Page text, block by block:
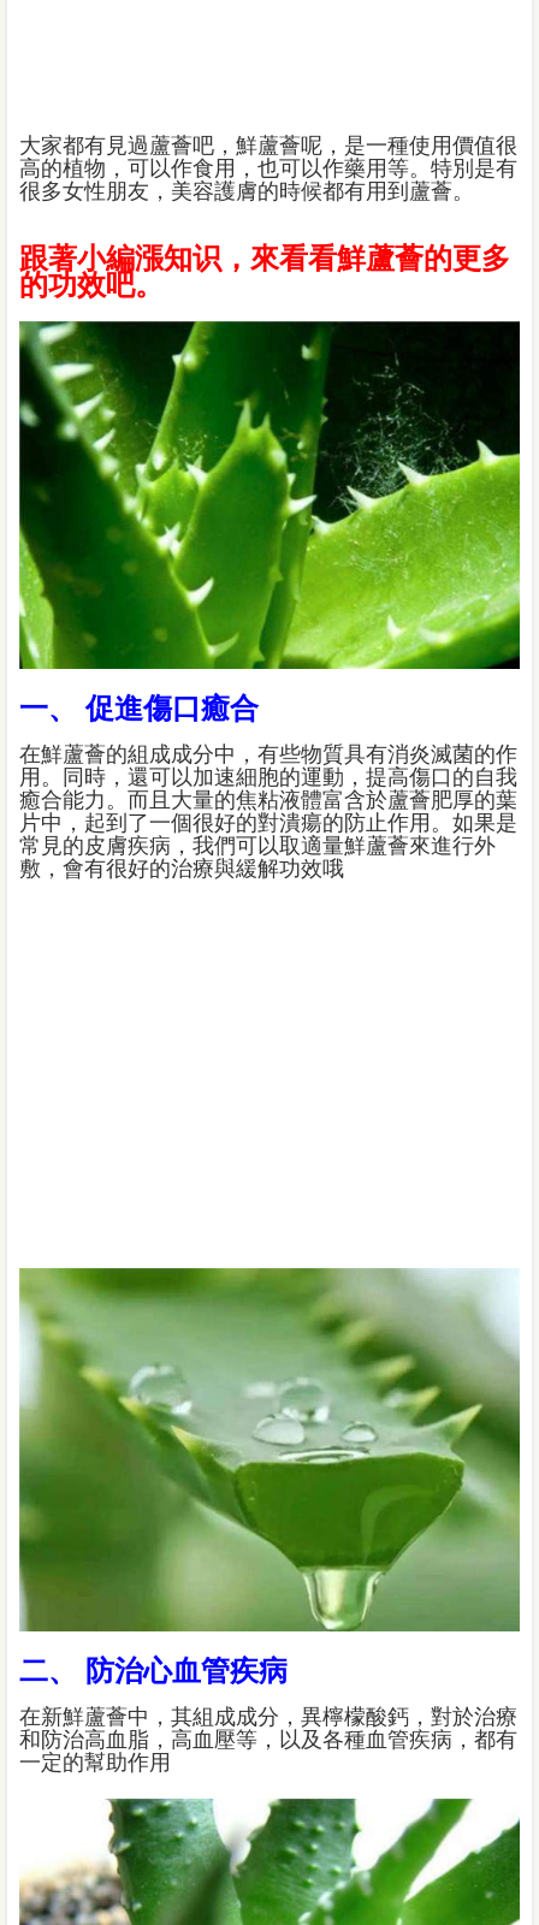
大家都有見過蘆薈吧，鮮蘆薈呢，是一種使用價值很
高的植物，可以作食用，也可以作藥用等。特別是有
很多女性朋友，美容護膚的時候都有用到蘆薈。
跟著小編漲知识，來看看鮮蘆薈的更多
的功效吧。
一、 促進傷口癒合
在鮮蘆薈的組成成分中，有些物質具有消炎滅菌的作
用。同時，還可以加速細胞的運動，提高傷口的自我
癒合能力。而且大量的焦粘液體富含於蘆薈肥厚的葉
片中，起到了一個很好的對潰瘍的防止作用。如果是
常見的皮膚疾病，我們可以取適量鮮蘆薈來進行外
敷，會有很好的治療與緩解功效哦
二、 防治心血管疾病
在新鮮蘆薈中，其組成成分，異檸檬酸鈣，對於治療
和防治高血脂，高血壓等，以及各種血管疾病，都有
一定的幫助作用